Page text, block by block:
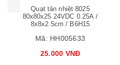
Quạt tản nhiệt 8025
80x80x25 24VDC 0.25A /
8x8x2.5cm / B6H15
Mã: HH005633
25.000 VNĐ